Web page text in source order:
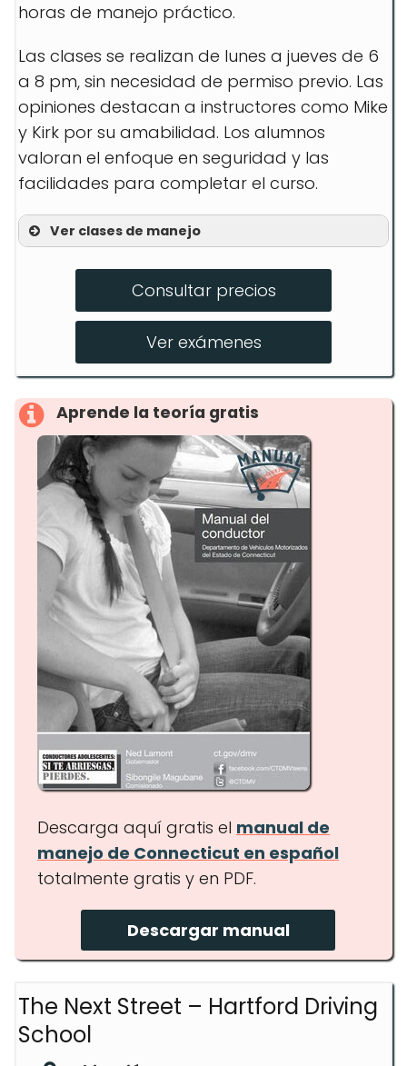
horas de manejo práctico.
Las clases se realizan de lunes a jueves de 6
a 8 pm, sin necesidad de permiso previo. Las
opiniones destacan a instructores como Mike
y Kirk por su amabilidad. Los alumnos
valoran el enfoque en seguridad y las
facilidades para completar el curso.
Ver clases de manejo
Clases en Aula – 30 horas
Manejo Práctico – 8 horas
Consultar precios
Ver exámenes
Aprende la teoría gratis
Descarga aquí gratis el manual de
manejo de Connecticut en español
totalmente gratis y en PDF.
Descargar manual
The Next Street – Hartford Driving
School